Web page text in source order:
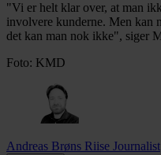
"Vi er helt klar over, at man
involvere kunderne. Men kan
det kan man nok ikke", siger
Foto: KMD
Andreas Brøns Riise Journalist